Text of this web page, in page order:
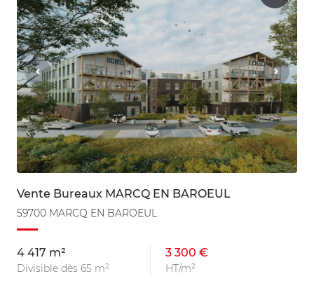
Vente Bureaux MARCQ EN BAROEUL
59700 MARCQ EN BAROEUL
4 417 m²
Divisible dès 65 m²
3 300 €
HT/m²